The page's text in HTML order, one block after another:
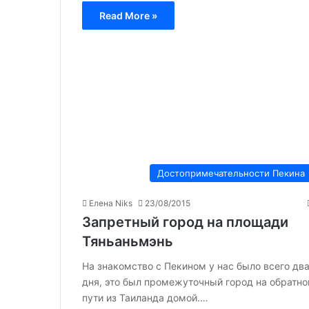
Read More »
Достопримечательности Пекина
Елена Niks 23/08/2015
Запретный город на площади
Тяньаньмэнь
На знакомство с Пекином у нас было всего два
дня, это был промежуточный город на
пути из Таиланда домой.…